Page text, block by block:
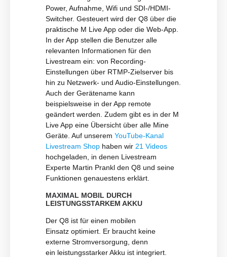
Power, Aufnahme, Wifi und SDI-/HDMI-
Switcher. Gesteuert wird der Q8 über die
praktische M Live App oder die Web-App.
In der App stellen die Benutzer alle
relevanten Informationen für den
Livestream ein: von Recording-
Einstellungen über RTMP-Zielserver bis
hin zu Netzwerk- und Audio-Einstellungen.
Auch der Gerätename kann
beispielsweise in der App remote
geändert werden. Zudem gibt es in der M
Live App eine Übersicht über alle Mine
Geräte. Auf unserem YouTube-Kanal
Livestream Shop haben wir 21 Videos
hochgeladen, in denen Livestream
Experte Martin Prankl den Q8 und seine
Funktionen genauestens erklärt.
MAXIMAL MOBIL DURCH
LEISTUNGSSTARKEM AKKU
Der Q8 ist für einen mobilen
Einsatz optimiert. Er braucht keine
externe Stromversorgung, denn
ein leistungsstarker Akku ist integriert.